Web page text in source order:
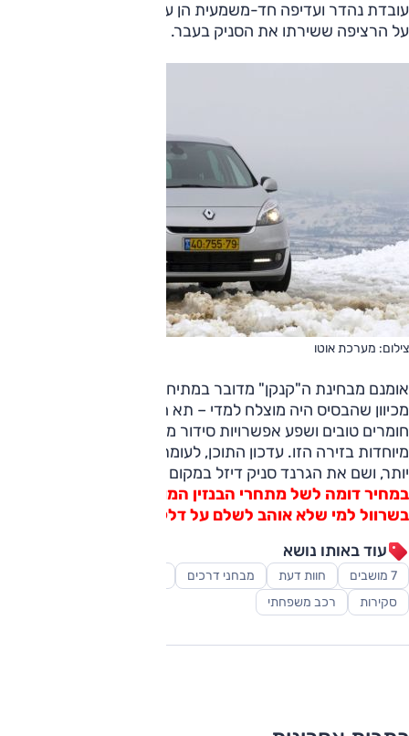
על הרציפה ששירתו את הסניק בעבר.
צילום: מערכת אוטו
אומנם מבחינת ה"קנקן" מדובר במתיחת פנים מינורית, אולם
מכיוון שהבסיס היה מוצלח למדי – תא הנוסעים נעים ופרקטי, עם
חומרים טובים ושפע אפשרויות סידור מושבים – אין לנו תלונות
מיוחדות בזירה הזו. עדכון התוכן, לעומת זאת, משמעותי הרבה
יותר, ושם את הגרנד סניק דיזל במקום שונה לחלוטין מבעבר.
במחיר דומה לשל מתחרי הבנזין המובילים, יש לו אס אמיתי
בשרוול למי שלא אוהב לשלם על דלק.
עוד באותו נושא
7 מושבים חוות דעת מבחני דרכים
סקירות
רכב משפחתי